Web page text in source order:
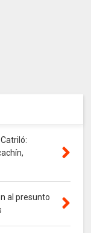
al presunto